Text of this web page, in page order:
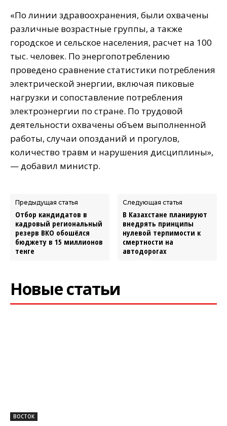
«По линии здравоохранения, были охвачены
различные возрастные группы, а также
городское и сельское населения, расчет на 100
тыс. человек. По энергопотреблению
проведено сравнение статистики потребления
электрической энергии, включая пиковые
нагрузки и сопоставление потребления
электроэнергии по стране. По трудовой
деятельности охвачены объем выполненной
работы, случаи опозданий и прогулов,
количество травм и нарушения дисциплины»,
— добавил министр.
Предыдущая статья
Отбор кандидатов в
кадровый региональный
резерв ВКО обошёлся
бюджету в 15 миллионов
тенге
Следующая статья
В Казахстане планируют
внедрять принципы
нулевой терпимости к
смертности на
автодорогах
Новые статьи
ВОСТОК